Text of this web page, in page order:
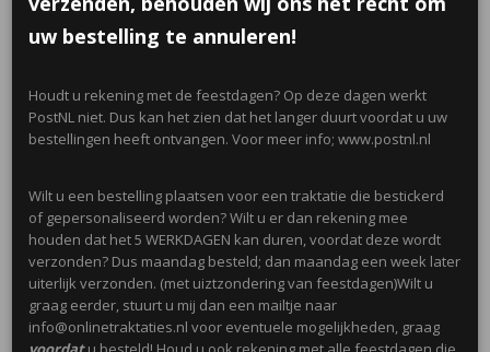
Blokbodemzak met ronde
sticker 6cm
uw bestelling te annuleren!
Houdt u rekening met de feestdagen? Op deze dagen werkt
PostNL niet. Dus kan het zien dat het langer duurt voordat u uw
bestellingen heeft ontvangen. Voor meer info; www.postnl.nl
Wilt u een bestelling plaatsen voor een traktatie die bestickerd
of gepersonaliseerd worden? Wilt u er dan rekening mee
houden dat het 5 WERKDAGEN kan duren, voordat deze wordt
verzonden? Dus maandag besteld; dan maandag een week later
uiterlijk verzonden. (met uiztzondering van feestdagen)Wilt u
graag eerder, stuurt u mij dan een mailtje naar
info@onlinetraktaties.nl voor eventuele mogelijkheden, graag